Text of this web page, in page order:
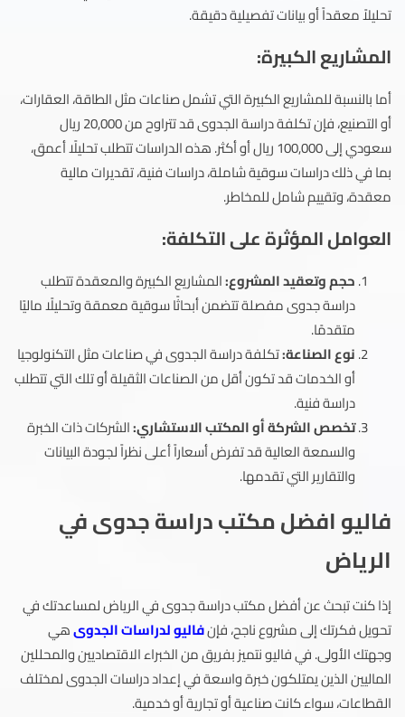
تحليلاً معقداً أو بيانات تفصيلية دقيقة.
المشاريع الكبيرة:
أما بالنسبة للمشاريع الكبيرة التي تشمل صناعات مثل الطاقة، العقارات،
أو التصنيع، فإن تكلفة دراسة الجدوى قد تتراوح من 20,000 ريال
سعودي إلى 100,000 ريال أو أكثر. هذه الدراسات تتطلب تحليلًا أعمق،
بما في ذلك دراسات سوقية شاملة، دراسات فنية، تقديرات مالية
معقدة، وتقييم شامل للمخاطر.
العوامل المؤثرة على التكلفة:
حجم وتعقيد المشروع:المشاريع الكبيرة والمعقدة تتطلب
دراسة جدوى مفصلة تتضمن أبحاثًا سوقية معمقة وتحليلًا ماليًا
متقدمًا.
نوع الصناعة:تكلفة دراسة الجدوى في صناعات مثل التكنولوجيا
أو الخدمات قد تكون أقل من الصناعات الثقيلة أو تلك التي تتطلب
دراسة فنية.
تخصص الشركة أو المكتب الاستشاري:الشركات ذات الخبرة
والسمعة العالية قد تفرض أسعاراً أعلى نظراً لجودة البيانات
والتقارير التي تقدمها.
فاليو افضل مكتب دراسة جدوى في
الرياض
إذا كنت تبحث عن أفضل مكتب دراسة جدوى في الرياض لمساعدتك في
تحويل فكرتك إلى مشروع ناجح، فإنفاليو لدراسات الجدوىهي
وجهتك الأولى. في فاليو نتميز بفريق من الخبراء الاقتصاديين والمحللين
الماليين الذين يمتلكون خبرة واسعة في إعداد دراسات الجدوى لمختلف
القطاعات، سواء كانت صناعية أو تجارية أو خدمية.